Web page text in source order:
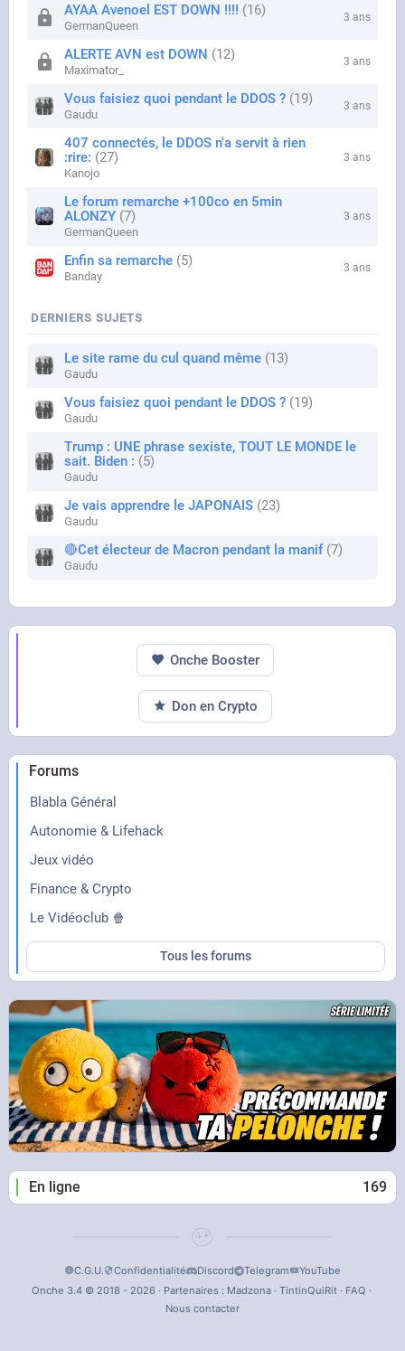
AYAA Avenoel EST DOWN !!!! 16
GermanQueen
3 ans
ALERTE AVN est DOWN 12
Maximator_
3 ans
Vous faisiez quoi pendant le DDOS ? 19
Gaudu
3 ans
407 connectés, le DDOS n'a servit à rien
:rire:
27
Kanojo
3 ans
Le forum remarche +100co en 5min
ALONZY 7
GermanQueen
3 ans
Enfin sa remarche 5
Banday
3 ans
DERNIERS SUJETS
Le site rame du cul quand même 13
Gaudu
Vous faisiez quoi pendant le DDOS ? 19
Gaudu
Trump : UNE phrase sexiste, TOUT LE MONDE le
sait. Biden :
5
Gaudu
Je vais apprendre le JAPONAIS 23
Gaudu
🔴Cet électeur de Macron pendant la manif 7
Gaudu
Forums
Blabla Général
Autonomie & Lifehack
Jeux vidéo
Finance & Crypto
Le Vidéoclub 🍿
Tous les forums
En ligne 169
Onche Booster
Don en Crypto
C.G.U. Confidentialité Discord Telegram
YouTube
Onche 3.4 © 2018 - 2026 · Partenaires : Madzona· TintinQuiRit· FAQ ·
Nous contacter